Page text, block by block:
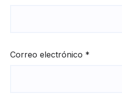
Correo electrónico *